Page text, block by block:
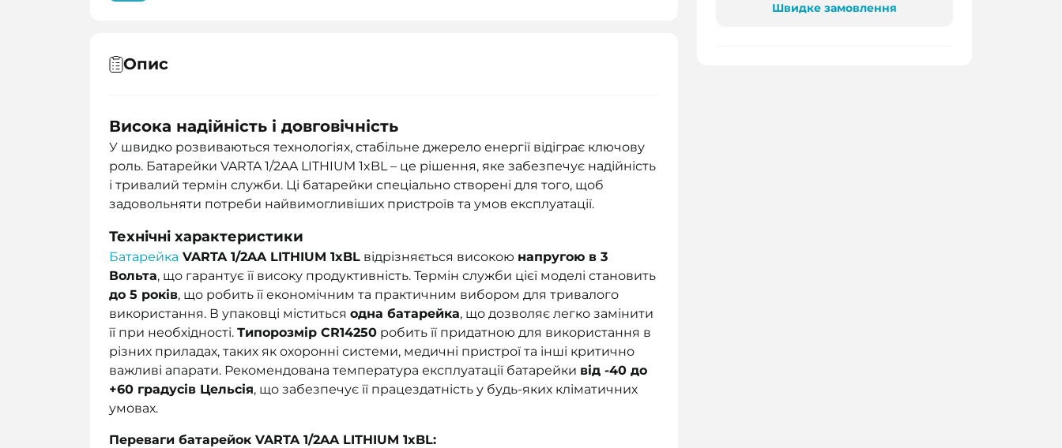
Швидке замовлення
Опис
Висока надійність і довговічність
У швидко розвиваються технологіях, стабільне джерело енергії відіграє ключову
роль. Батарейки VARTA 1/2AA LITHIUM 1xBL – це рішення, яке забезпечує надійність
і тривалий термін служби. Ці батарейки спеціально створені для того, щоб
задовольняти потреби найвимогливіших пристроїв та умов експлуатації.
Технічні характеристики
Батарейка VARTA 1/2AA LITHIUM 1xBL відрізняється високою напругою в 3
Вольта, що гарантує її високу продуктивність. Термін служби цієї моделі становить
до 5 років, що робить її економічним та практичним вибором для тривалого
використання. В упаковці міститься одна батарейка, що дозволяє легко замінити
її при необхідності. Типорозмір CR14250 робить її придатною для використання в
різних приладах, таких як охоронні системи, медичні пристрої та інші критично
важливі апарати. Рекомендована температура експлуатації батарейки від -40 до
+60 градусів Цельсія, що забезпечує її працездатність у будь-яких кліматичних
умовах.
Переваги батарейок VARTA 1/2AA LITHIUM 1xBL: